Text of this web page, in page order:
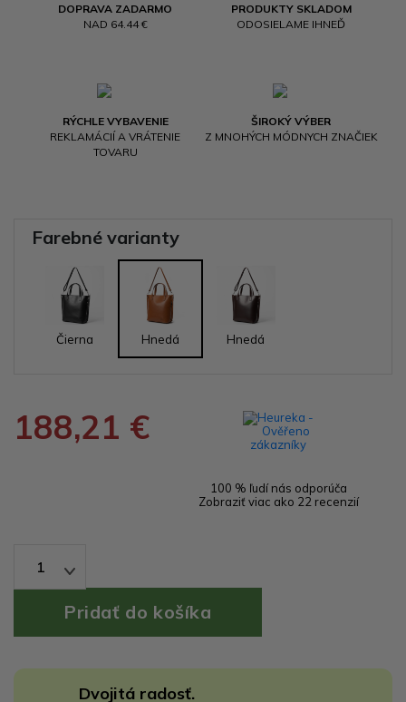
DOPRAVA ZADARMO
NAD 64.44 €
PRODUKTY SKLADOM
ODOSIELAME IHNEĎ
RÝCHLE VYBAVENIE
REKLAMÁCIÍ A VRÁTENIE
TOVARU
ŠIROKÝ VÝBER
Z MNOHÝCH MÓDNYCH ZNAČIEK
Farebné varianty
Čierna Hnedá Hnedá
188,21 €
100 % ľudí nás odporúča
Zobraziť viac ako 22 recenzií
1
Dvojitá radosť.